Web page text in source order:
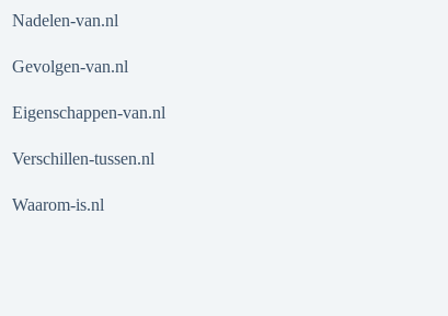
Nadelen-van.nl
Gevolgen-van.nl
Eigenschappen-van.nl
Verschillen-tussen.nl
Waarom-is.nl